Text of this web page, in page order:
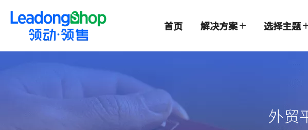
首页 解决方案 选择主题
外贸